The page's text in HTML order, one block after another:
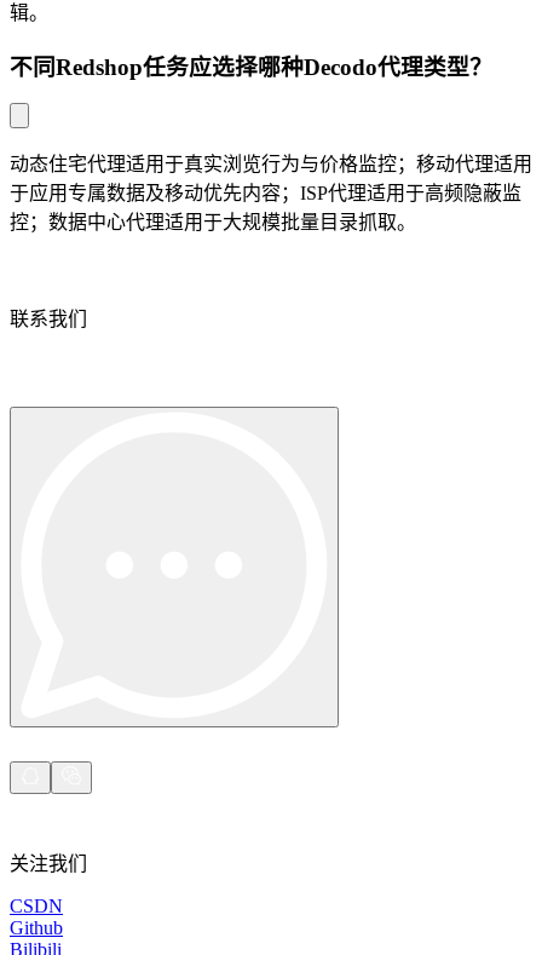
辑。
不同Redshop任务应选择哪种Decodo代理类型？
动态住宅代理适用于真实浏览行为与价格监控；移动代理适用
于应用专属数据及移动优先内容；ISP代理适用于高频隐蔽监
控；数据中心代理适用于大规模批量目录抓取。
联系我们
关注我们
CSDN
Github
Bilibili